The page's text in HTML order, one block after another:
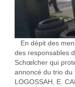
En dépit des
des responsables
Schœlcher qui
annoncé du trio du
LOGOSSAH, E.